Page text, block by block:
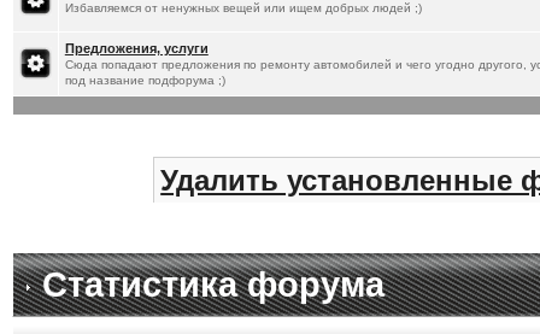
Избавляемся от ненужных вещей или ищем добрых людей ;)
Предложения, услуги
Сюда попадают предложения по ремонту автомобилей и чего угодно другого,
под название подфорума ;)
Удалить установленные
Статистика форума